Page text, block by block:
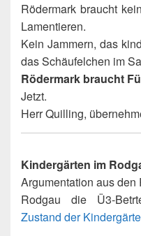
Rödermark braucht
Lamentieren.
Kein Jammern, das
das Schäufelchen im
Rödermark braucht
Jetzt.
Herr Quilling,
Kindergärten im
Argumentation aus
Rodgau die Ü3-
Zustand der